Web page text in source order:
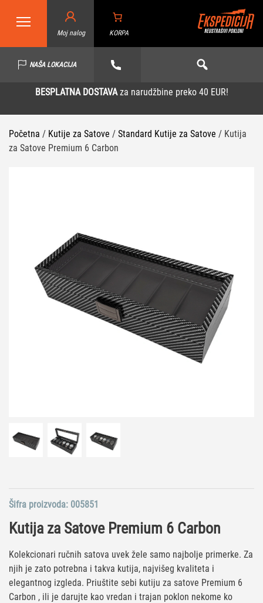
Moj nalog KORPA
NAŠA LOKACIJA
BESPLATNA DOSTAVAza narudžbine preko 40 EUR!
Početna / Kutije za Satove / Standard Kutije za Satove / Kutija
za Satove Premium 6 Carbon
Kutija za Satove Premium 6 Carbon
Kolekcionari ručnih satova uvek žele samo najbolje primerke. Za
njih je zato potrebna i takva kutija, najvišeg kvaliteta i
elegantnog izgleda. Priuštite sebi kutiju za satove Premium 6
Carbon , ili je darujte kao vredan i trajan poklon nekome ko
Šifra proizvoda: 005851